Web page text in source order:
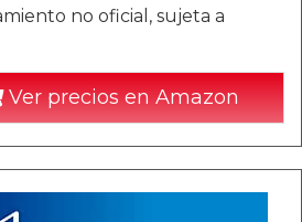
no oficial, sujeta a
Ver precios en Amazon